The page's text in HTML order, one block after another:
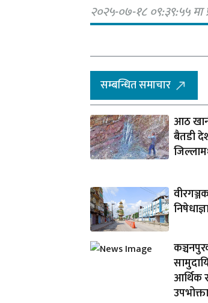
२०२५-०७-१८ ०९:३९:५५ मा
सम्बन्धित समाचार
आठ
बैतडी
आर्थिक
उपभोक्ता